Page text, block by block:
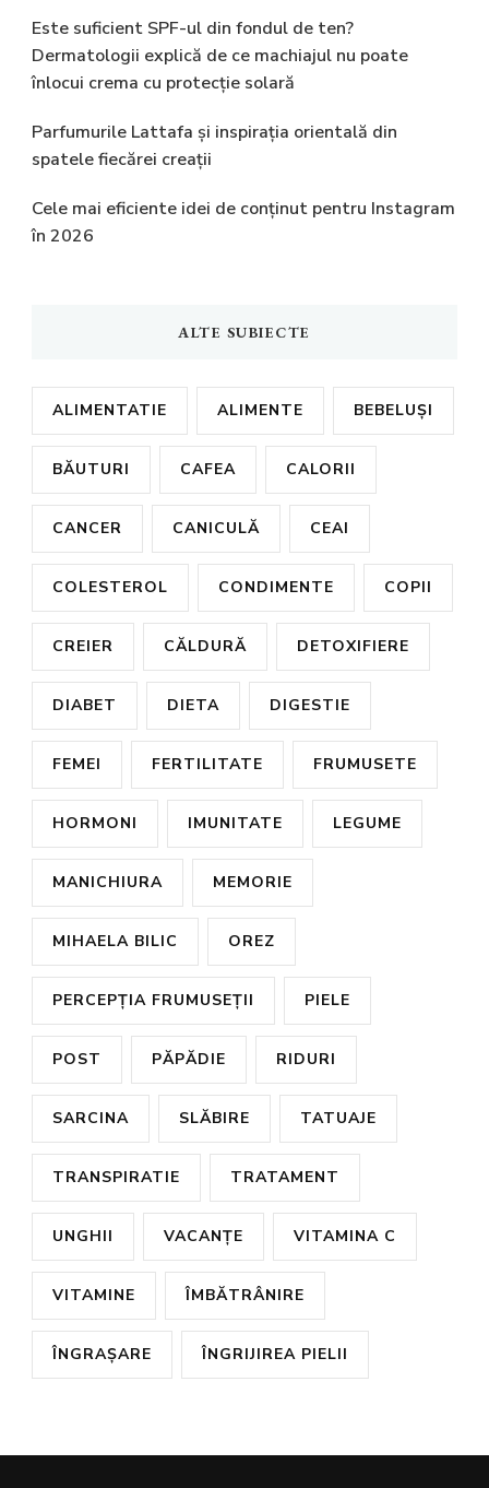
Este suficient SPF-ul din fondul de ten?
Dermatologii explică de ce machiajul nu poate
înlocui crema cu protecție solară
Parfumurile Lattafa și inspirația orientală din
spatele fiecărei creații
Cele mai eficiente idei de conținut pentru Instagram
în 2026
ALTE SUBIECTE
ALIMENTATIE ALIMENTE BEBELUȘI
BĂUTURI CAFEA CALORII
CANCER CANICULĂ CEAI
COLESTEROL CONDIMENTE COPII
CREIER CĂLDURĂ DETOXIFIERE
DIABET DIETA DIGESTIE
FEMEI FERTILITATE FRUMUSETE
HORMONI IMUNITATE LEGUME
MANICHIURA MEMORIE
MIHAELA BILIC OREZ
PERCEPȚIA FRUMUSEȚII PIELE
POST PĂPĂDIE RIDURI
SARCINA SLĂBIRE TATUAJE
TRANSPIRATIE TRATAMENT
UNGHII VACANȚE VITAMINA C
VITAMINE ÎMBĂTRÂNIRE
ÎNGRAȘARE ÎNGRIJIREA PIELII